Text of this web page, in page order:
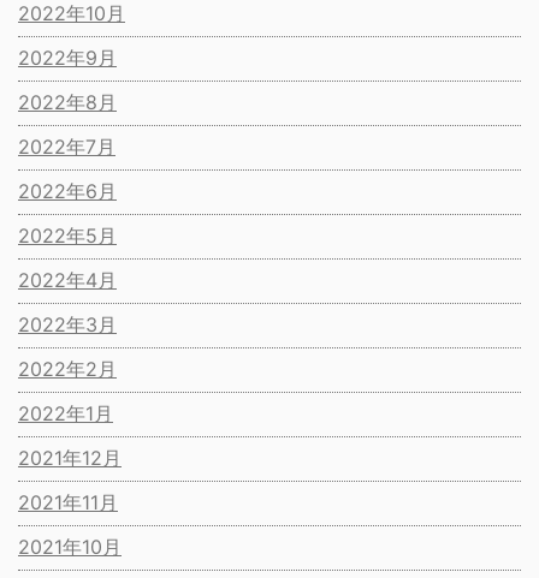
2022年10月
2022年9月
2022年8月
2022年7月
2022年6月
2022年5月
2022年4月
2022年3月
2022年2月
2022年1月
2021年12月
2021年11月
2021年10月